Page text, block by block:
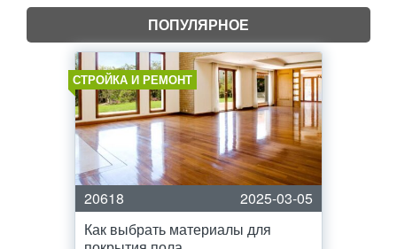
ПОПУЛЯРНОЕ
СТРОЙКА И РЕМОНТ
20618
2025-03-05
Как выбрать материалы для